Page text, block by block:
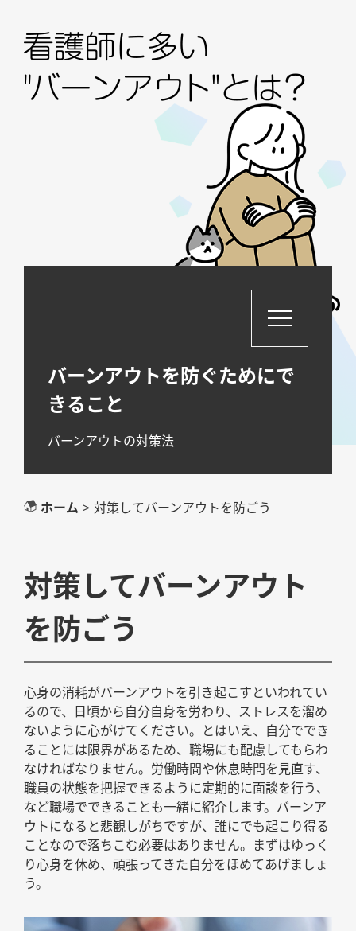
バーンアウトを防ぐためにで
きること
バーンアウトの対策法
職場に問題があるなら環境を変えよう
ホーム > 対策してバーンアウトを防ごう
対策してバーンアウト
を防ごう
心身の消耗がバーンアウトを引き起こすといわれてい
るので、日頃から自分自身を労わり、ストレスを溜め
ないように心がけてください。とはいえ、自分ででき
ることには限界があるため、職場にも配慮してもらわ
なければなりません。労働時間や休息時間を見直す、
職員の状態を把握できるように定期的に面談を行う、
など職場でできることも一緒に紹介します。バーンア
ウトになると悲観しがちですが、誰にでも起こり得る
ことなので落ちこむ必要はありません。まずはゆっく
り心身を休め、頑張ってきた自分をほめてあげましょ
う。